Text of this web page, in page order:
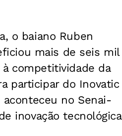
o baiano Ruben
mais de seis mil
competitividade da
participar do Inovatic
no Senai-
inovação tecnológica